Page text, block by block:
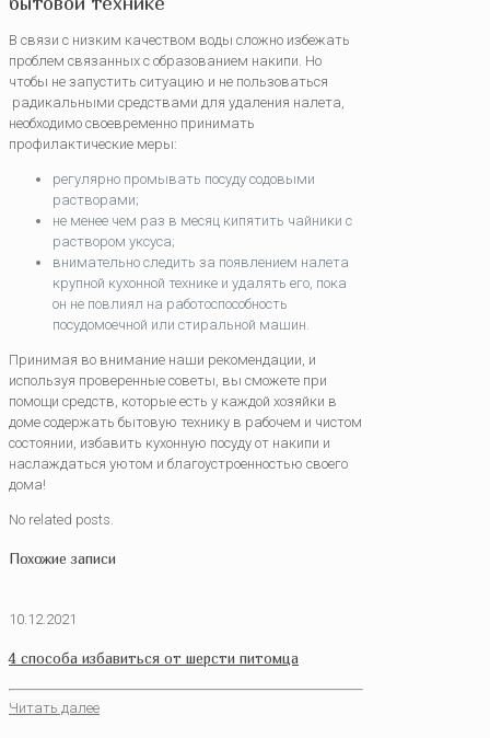
В связи с низким качеством воды сложно избежать
проблем связанных с образованием накипи. Но
чтобы не запустить ситуацию и не пользоваться
радикальными средствами для удаления налета,
необходимо своевременно принимать
профилактические меры:
регулярно промывать посуду содовыми
растворами;
не менее чем раз в месяц кипятить чайники с
раствором уксуса;
внимательно следить за появлением налета
крупной кухонной технике и удалять его, пока
он не повлиял на работоспособность
посудомоечной или стиральной машин.
Принимая во внимание наши рекомендации, и
используя проверенные советы, вы сможете при
помощи средств, которые есть у каждой хозяйки в
доме содержать бытовую технику в рабочем и чистом
состоянии, избавить кухонную посуду от накипи и
наслаждаться уютом и благоустроенностью своего
дома!
No related posts.
Похожие записи
10.12.2021
4 способа избавиться от шерсти питомца
Читать далее